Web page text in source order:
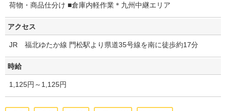
荷物・商品仕分け ■倉庫内軽作業＊九州中継エリア
アクセス
JR 福北ゆたか線 門松駅より県道35号線を南に徒歩約17分
時給
1,125円～1,125円